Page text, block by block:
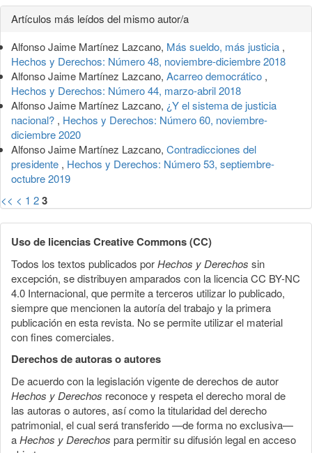
Detalles
del
artículo
Artículos más leídos del mismo autor/a
Alfonso Jaime Martínez Lazcano, Más sueldo, más justicia ,
Hechos y Derechos: Número 48, noviembre-diciembre 2018
Alfonso Jaime Martínez Lazcano, Acarreo democrático ,
Hechos y Derechos: Número 44, marzo-abril 2018
Alfonso Jaime Martínez Lazcano, ¿Y el sistema de justicia
nacional? , Hechos y Derechos: Número 60, noviembre-
diciembre 2020
Alfonso Jaime Martínez Lazcano, Contradicciones del
presidente , Hechos y Derechos: Número 53, septiembre-
octubre 2019
<< < 1 23
Uso de licencias Creative Commons (CC)
Todos los textos publicados porHechos y Derechos sin
excepción, se distribuyen amparados con la licencia CC BY-NC
4.0 Internacional, que permite a terceros utilizar lo publicado,
siempre que mencionen la autoría del trabajo y la primera
publicación en esta revista. No se permite utilizar el material
con fines comerciales.
Derechos de autoras o autores
De acuerdo con la legislación vigente de derechos de autor
Hechos y Derechos reconoce y respeta el derecho moral de
las autoras o autores, así como la titularidad del derecho
patrimonial, el cual será transferido —de forma no exclusiva—
aHechos y Derechos para permitir su difusión legal en acceso